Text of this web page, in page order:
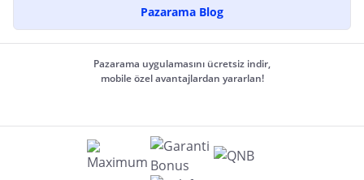
Pazarama Blog
Pazarama uygulamasını ücretsiz indir,
mobile özel avantajlardan yararlan!